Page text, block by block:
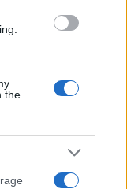
the